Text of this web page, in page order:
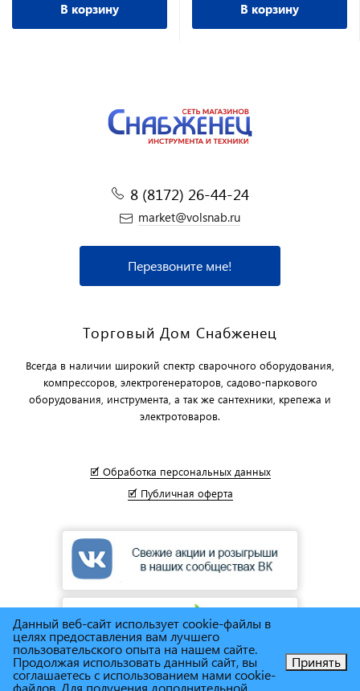
В корзину В корзину
8 (8172) 26-44-24
market@volsnab.ru
Перезвоните мне!
Торговый Дом Снабженец
Всегда в наличии широкий спектр сварочного оборудования,
компрессоров, электрогенераторов, садово-паркового
оборудования, инструмента, а так же сантехники, крепежа и
электротоваров.
🗹 Обработка персональных данных
🗹 Публичная оферта
Позвоните нам!
Данный веб-сайт использует cookie-файлы в
целях предоставления вам лучшего
пользовательского опыта на нашем сайте.
Продолжая использовать данный сайт, вы
соглашаетесь с использованием нами cookie-
файлов. Для получения дополнительной
Принять